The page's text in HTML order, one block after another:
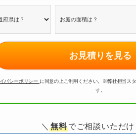
お見積りを見る
バシーポリシー に同意の上ご利用ください。 ※弊社担当ス
す。
＼無料でご相談いただけ